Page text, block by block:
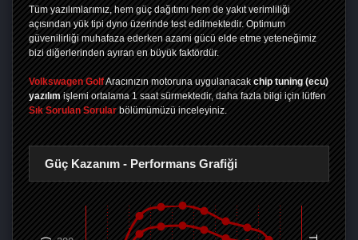
Tüm yazılımlarımız, hem güç dağıtımı hem de yakıt verimliliği
açısından yük tipi dyno üzerinde test edilmektedir. Optimum
güvenilirliği muhafaza ederken azami gücü elde etme yeteneğimiz
bizi diğerlerinden ayıran en büyük faktördür.
Volkswagen GolfAracınızın motoruna uygulanacak chip tuning (ecu)
yazılım işlemi ortalama 1 saat sürmektedir, daha fazla bilgi için lütfen
Sık Sorulan Sorular bölümümüzü inceleyiniz.
Güç Kazanım - Performans Grafiği